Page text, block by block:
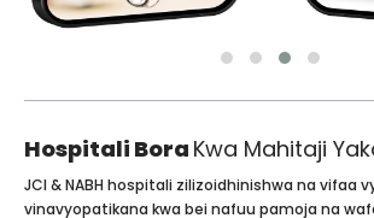
Hospitali Bora Kwa Mahitaji
JCI & NABH hospitali zilizoidhinishwa na vifaa
vinavyopatikana kwa bei nafuu pamoja na